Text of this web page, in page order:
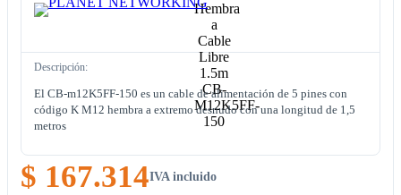
Descripción:
El CB-m12K5FF-150 es un cable de alimentación de 5 pines con
código K M12 hembra a extremo desnudo con una longitud de 1,5
metros
$ 167.314IVA incluido